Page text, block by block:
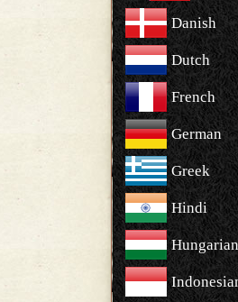
Danish
Dutch
French
German
Greek
Hindi
Hungarian